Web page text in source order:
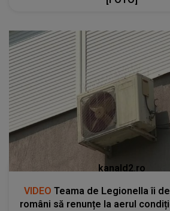
kanald2.ro
VIDEO Teama de Legionella îi
români să renunțe la aerul